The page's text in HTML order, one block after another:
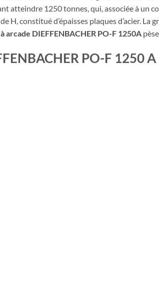
atteindre 1250 tonnes, qui, associée à
H, constitué d’épaisses plaques d’acier.
arcade DIEFFENBACHER PO-F 1250A
PO-F 1250 A